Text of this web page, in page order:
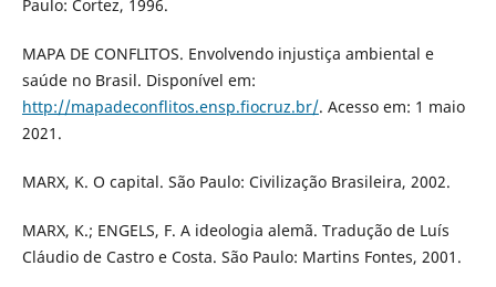
Paulo: Cortez, 1996.
MAPA DE CONFLITOS. Envolvendo injustiça ambiental e
saúde no Brasil. Disponível em:
http://mapadeconflitos.ensp.fiocruz.br/. Acesso em: 1 maio
2021.
MARX, K. O capital. São Paulo: Civilização Brasileira, 2002.
MARX, K.; ENGELS, F. A ideologia alemã. Tradução de Luís
Cláudio de Castro e Costa. São Paulo: Martins Fontes, 2001.